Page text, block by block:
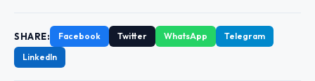
SHARE: Facebook Twitter WhatsApp
Telegram
LinkedIn